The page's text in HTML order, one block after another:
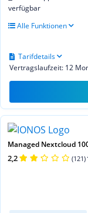
verfügbar
Alle Funktionen
Vertragslaufzeit: 12
Tarifdetails
Managed Nextcloud
2,2 (121)